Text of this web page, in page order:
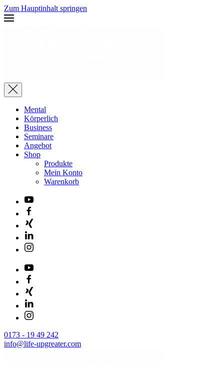
Zum Hauptinhalt springen
Mental
Körperlich
Business
Seminare
Angebot
Shop
Produkte
Mein Konto
Warenkorb
0173 - 19 49 242
info@life-upgreater.com